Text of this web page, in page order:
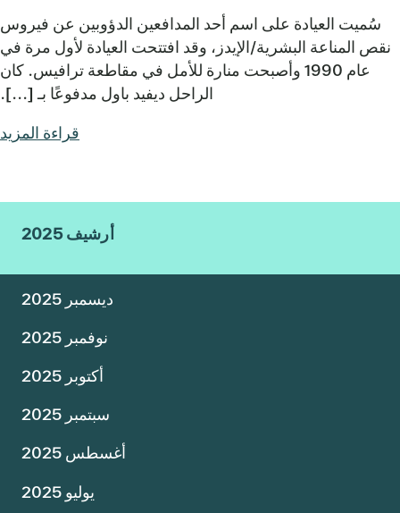
سُميت العيادة على اسم أحد المدافعين الدؤوبين عن فيروس
نقص المناعة البشرية/الإيدز، وقد افتتحت العيادة لأول مرة في
عام 1990 وأصبحت منارة للأمل في مقاطعة ترافيس. كان
الراحل ديفيد باول مدفوعًا بـ [...].
قراءة المزيد
أرشيف 2025
ديسمبر 2025
نوفمبر 2025
أكتوبر 2025
سبتمبر 2025
أغسطس 2025
يوليو 2025